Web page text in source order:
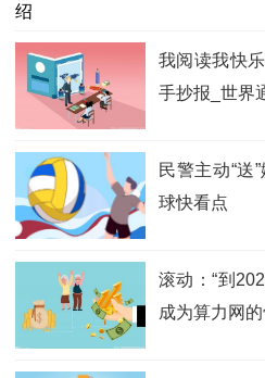
我阅读我快
手抄报_世界
民警主动“送
球快看点
滚动：“到
成为算力网的